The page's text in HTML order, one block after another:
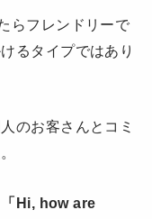
らフレンドリーで
るタイプではあり
のお客さんとコミ
「Hi, how are